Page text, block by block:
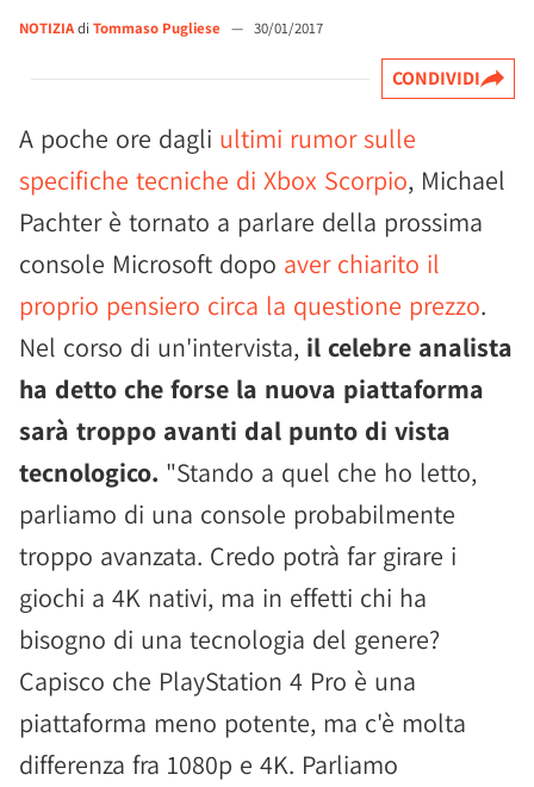
NOTIZIAdi Tommaso Pugliese — 30/01/2017
CONDIVIDI
A poche ore dagli ultimi rumor sulle
specifiche tecniche di Xbox Scorpio, Michael
Pachter è tornato a parlare della prossima
console Microsoft dopo aver chiarito il
proprio pensiero circa la questione prezzo.
Nel corso di un'intervista, il celebre analista
ha detto che forse la nuova piattaforma
sarà troppo avanti dal punto di vista
tecnologico. "Stando a quel che ho letto,
parliamo di una console probabilmente
troppo avanzata. Credo potrà far girare i
giochi a 4K nativi, ma in effetti chi ha
bisogno di una tecnologia del genere?
Capisco che PlayStation 4 Pro è una
piattaforma meno potente, ma c'è molta
differenza fra 1080p e 4K. Parliamo